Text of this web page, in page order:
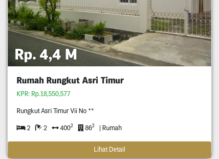
Rp. 4,4 M
Rumah Rungkut Asri Timur
KPR: Rp.18,550,577
Rungkut Asri Timur Vii No **
2 2 4002 862 | Rumah
Lihat Detail